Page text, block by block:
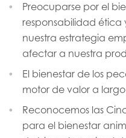
Preocuparse por el
responsabilidad
nuestra estrategia
afectar a nuestra
El bienestar de los
motor de valor a
Reconocemos las
para el bienestar